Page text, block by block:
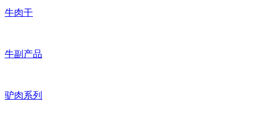
牛肉干
牛副产品
驴肉系列